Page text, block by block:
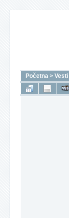
Početna > Vesti